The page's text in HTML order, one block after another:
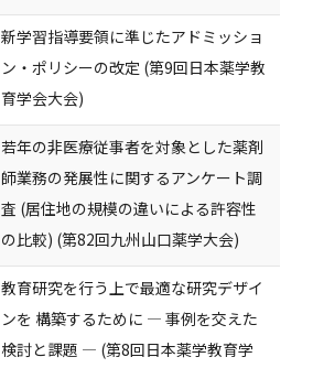
新学習指導要領に準じたアドミッショ
ン・ポリシーの改定 (第9回日本薬学教
育学会大会)
若年の非医療従事者を対象とした薬剤
師業務の発展性に関するアンケート調
査 (居住地の規模の違いによる許容性
の比較) (第82回九州山口薬学大会)
教育研究を行う上で最適な研究デザイ
ンを 構築するために ― 事例を交えた
検討と課題 ― (第8回日本薬学教育学